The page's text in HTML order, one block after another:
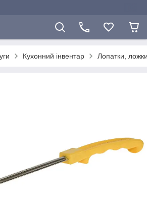
Кухонний інвентар Лопатки,